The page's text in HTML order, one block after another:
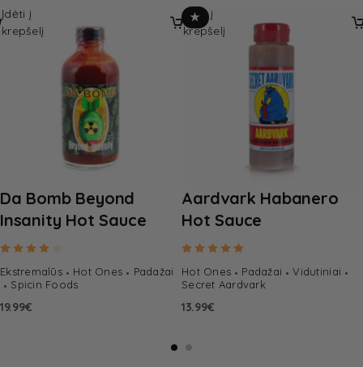
Da Bomb Beyond
Insanity Hot Sauce
Ekstremalūs Hot Ones
Padažai
Spicin Foods
19.99€
Įdėti į
krepšelį
★
Aardvark Habanero
Hot Sauce
Hot Ones Padažai
Vidutiniai
Secret Aardvark
13.99€
Įdėti į
krepšelį